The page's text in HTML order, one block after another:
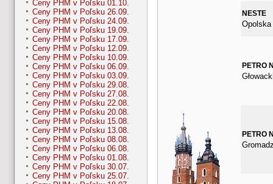
Ceny PHM v Poľsku 01.10.
Ceny PHM v Poľsku 26.09.
Ceny PHM v Poľsku 24.09.
Ceny PHM v Poľsku 19.09.
Ceny PHM v Poľsku 17.09.
Ceny PHM v Poľsku 12.09.
Ceny PHM v Poľsku 10.09.
Ceny PHM v Poľsku 06.09.
Ceny PHM v Poľsku 03.09.
Ceny PHM v Poľsku 29.08.
Ceny PHM v Poľsku 27.08.
Ceny PHM v Poľsku 22.08.
Ceny PHM v Poľsku 20.08.
Ceny PHM v Poľsku 15.08.
Ceny PHM v Poľsku 13.08.
Ceny PHM v Poľsku 08.08.
Ceny PHM v Poľsku 06.08.
Ceny PHM v Poľsku 01.08.
Ceny PHM v Poľsku 30.07.
Ceny PHM v Poľsku 25.07.
NESTE
Opolska
PETRO
PETRO